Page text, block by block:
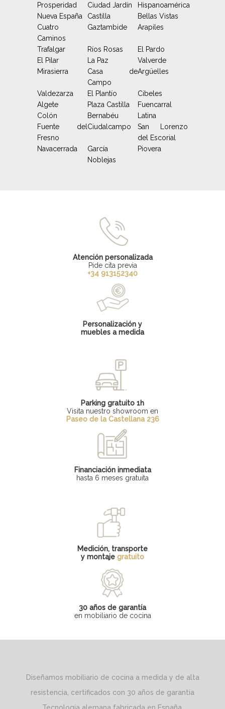
Prosperidad
Ciudad Jardín
Hispanoamérica
Nueva España
Castilla
Bellas Vistas
Cuatro
Caminos
Gaztambide Arapiles
Trafalgar Ríos Rosas
El Pardo
El Pilar
La Paz
Valverde
Mirasierra
Casa de
Campo
Argüelles
Valdezarza El Plantío
Cibeles
Algete
Plaza Castilla
Fuencarral
Colón
Bernabéu
Latina
Fuente del
Fresno
Ciudalcampo
San Lorenzo
del Escorial
Navacerrada
García
Noblejas
Piovera
Atención personalizada
Pide cita previa
+34 913152340
Personalización y
muebles a medida
Parking gratuito 1h
Visita nuestro showroom en
Paseo de la Castellana 236
Financiación inmediata
hasta 6 meses gratuita
Medición, transporte
y montaje gratuito
30 años de garantía
en mobiliario de cocina
Diseñamos mobiliario de cocina a medida y de alta
resistencia, certificados con 30 años de garantía